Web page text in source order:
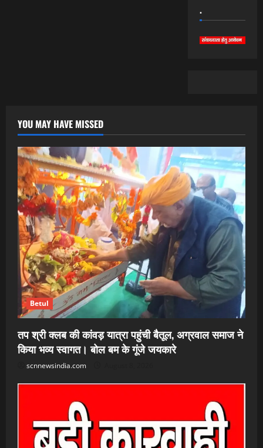
.
YOU MAY HAVE MISSED
Betul
तप श्री क्लब की कांवड़ यात्रा पहुंची बैतूल, अग्रवाल समाज ने
किया भव्य स्वागत। बोल बम के गूंजे जयकारे
scnnewsindia.com